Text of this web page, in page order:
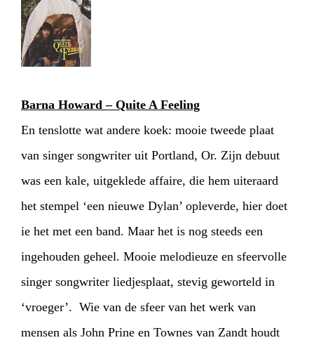
Barna Howard – Quite A Feeling
En tenslotte wat andere koek: mooie tweede plaat
van singer songwriter uit Portland, Or. Zijn debuut
was een kale, uitgeklede affaire, die hem uiteraard
het stempel ‘een nieuwe Dylan’ opleverde, hier doet
ie het met een band. Maar het is nog steeds een
ingehouden geheel. Mooie melodieuze en sfeervolle
singer songwriter liedjesplaat, stevig geworteld in
‘vroeger’. Wie van de sfeer van het werk van
mensen als John Prine en Townes van Zandt houdt